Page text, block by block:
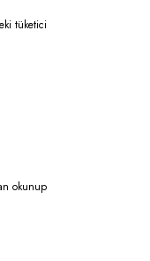
tüketici
okunup